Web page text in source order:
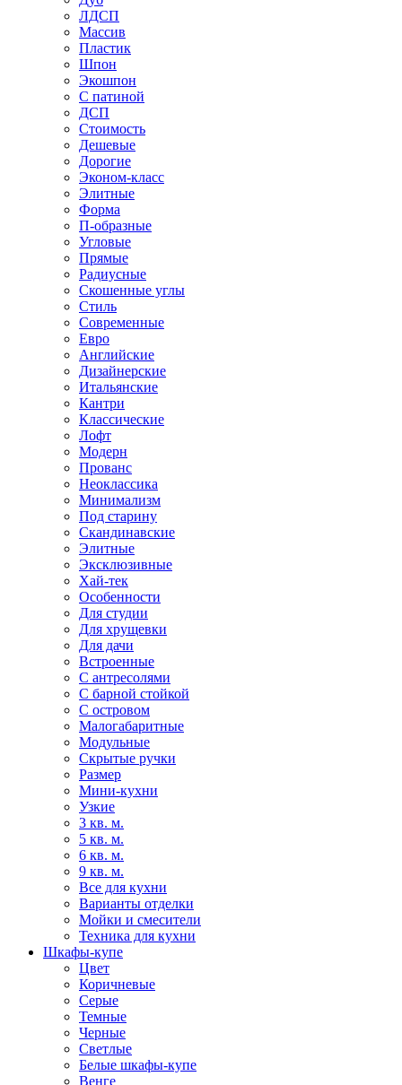
ЛДСП
Массив
Пластик
Шпон
Экошпон
С патиной
ДСП
Стоимость
Дешевые
Дорогие
Эконом-класс
Элитные
Форма
П-образные
Угловые
Прямые
Радиусные
Скошенные углы
Стиль
Современные
Евро
Английские
Дизайнерские
Итальянские
Кантри
Классические
Лофт
Модерн
Прованс
Неоклассика
Минимализм
Под старину
Скандинавские
Элитные
Эксклюзивные
Хай-тек
Особенности
Для студии
Для хрущевки
Для дачи
Встроенные
С антресолями
С барной стойкой
С островом
Малогабаритные
Модульные
Скрытые ручки
Размер
Мини-кухни
Узкие
3 кв. м.
5 кв. м.
6 кв. м.
9 кв. м.
Все для кухни
Варианты отделки
Мойки и смесители
Техника для кухни
Шкафы-купе
Цвет
Коричневые
Серые
Темные
Черные
Светлые
Белые шкафы-купе
Венге